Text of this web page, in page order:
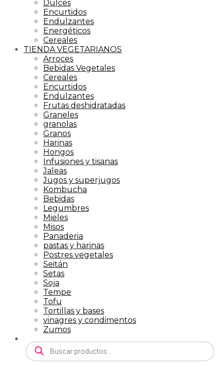
Dulces
Encurtidos
Endulzantes
Energéticos
Cereales
TIENDA VEGETARIANOS
Arroces
Bebidas Vegetales
Cereales
Encurtidos
Endulzantes
Frutas deshidratadas
Graneles
granolas
Granos
Harinas
Hongos
Infusiones y tisanas
Jaleas
Jugos y superjugos
Kombucha
Bebidas
Legumbres
Mieles
Misos
Panaderia
pastas y harinas
Postres vegetales
Seitán
Setas
Soja
Tempe
Tofu
Tortillas y bases
vinagres y condimentos
Zumos
Búsqueda
de
productos